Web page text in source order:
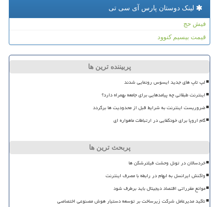
لینک دوستان پارس آی سی تی
فیش حج
قیمت بیسیم کنوود
پربیننده ترین ها
لپ تاپ های جدید ایسوس رونمایی شدند
اینترنت طبقاتی چه پیامدهایی برای جامعه بهمراه دارد؟
ضروریست اینترنت به شرایط قبل از محدودیت ها برگردد
گام اروپا برای خودکفایی در ارتباطات ماهواره ای
پربحث ترین ها
خردسالان در تونل وحشت فیلترشکن ها
واکنش ایرانسل به ابهام در رابطه با مصرف اینترنت
موانع مقرراتی اقتصاد دیجیتال باید برطرف شود
تاکید مدیرعامل شرکت زیرساخت بر توسعه دستیار هوش مصنوعی اختصاصی